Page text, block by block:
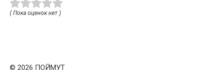
( Пока оценок нет )
© 2026 ПОЙМУТ